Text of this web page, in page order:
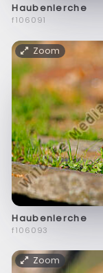
Haubenlerche
f106091
Zoom
Haubenlerche
f106093
Zoom